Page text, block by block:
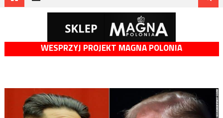
WESPRZYJ PROJEKT MAGNA POLONIA